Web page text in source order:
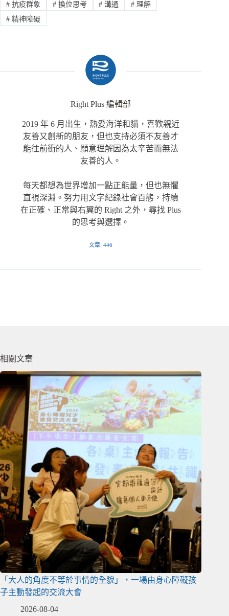
#抗疫群象 #換位思考 # 溝通 # 理解
#精神障礙
Right Plus 編輯部
2019 年 6 月出生，熱愛海洋和貓，喜歡親近
友善又創新的朋友，但也支持必須不友善才
能往前衝的人、願意理解因為太辛苦而無法
友善的人。
每天都想為世界增加一點正能量，但也無懼
直視深淵。努力用文字紀錄社會百態，持續
在正確、正常與右翼的 Right 之外，尋找 Plus
的思考與選擇。
文章: 446
相關文章
「大人的角度不等於事情的全貌」，一場由身心障礙孩
子主動發起的交流大會
2026-08-04